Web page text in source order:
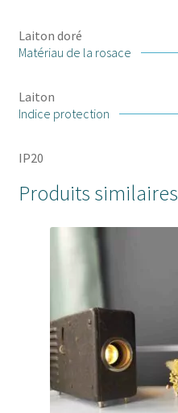
Laiton doré
Matériau de la rosace
Laiton
Indice protection
IP20
Produits similaires